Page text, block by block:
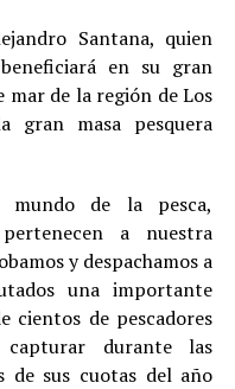
Santana, quien
en su gran
mar de la región de Los
gran masa pesquera
de la pesca,
a nuestra
y despachamos a
una importante
cientos de pescadores
capturar durante las
de sus cuotas del año